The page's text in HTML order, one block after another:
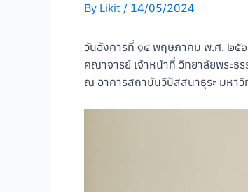
By Likit / 14/05/2024
วันอังคารที่ ๑๔ พฤษภาคม พ.ศ. ๒๕๖
คณาจารย์ เจ้าหน้าที่ วิทยาลัยพระ
ณ อาคารสถาบันวิปัสสนาธุระ มหา